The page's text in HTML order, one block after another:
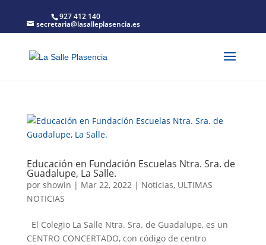
927 412 140
secretaria@lasalleplasencia.es
Educación en Fundación Escuelas Ntra. Sra. de
Guadalupe, La Salle.
por showin | Mar 22, 2022| Noticias, ULTIMAS
NOTICIAS
El Colegio La Salle Ntra. Sra. de Guadalupe, es un
CENTRO CONCERTADO, con código de centro